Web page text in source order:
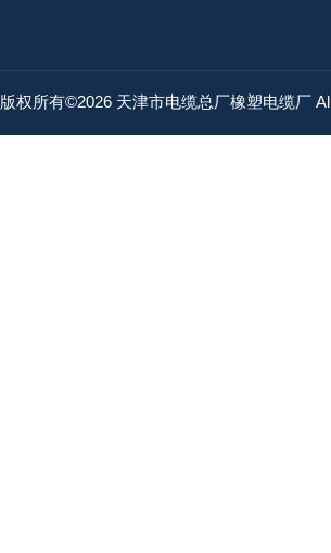
版权所有©2026 天津市电缆总厂橡塑电缆厂